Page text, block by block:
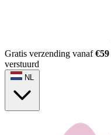
Gratis verzending vanaf€59
verstuurd
NL